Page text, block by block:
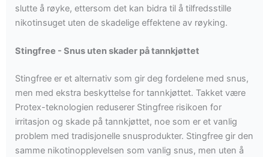
slutte å røyke, ettersom det kan bidra til å tilfredsstille
nikotinsuget uten de skadelige effektene av røyking.
Stingfree - Snus uten skader på tannkjøttet
Stingfree er et alternativ som gir deg fordelene med snus,
men med ekstra beskyttelse for tannkjøttet. Takket være
Protex-teknologien reduserer Stingfree risikoen for
irritasjon og skade på tannkjøttet, noe som er et vanlig
problem med tradisjonelle snusprodukter. Stingfree gir den
samme nikotinopplevelsen som vanlig snus, men uten å